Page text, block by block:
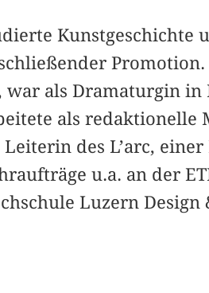
Kunstgeschichte
war als Dramaturgin
als redaktionelle
Leiterin des L’arc,
u.a. an der
Luzern Design